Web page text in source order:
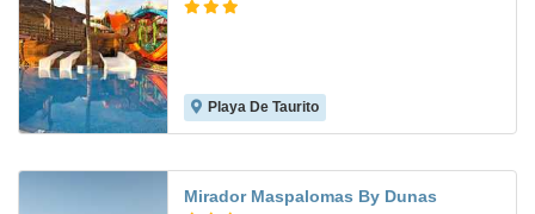
Playa De Taurito
Mirador Maspalomas By Dunas